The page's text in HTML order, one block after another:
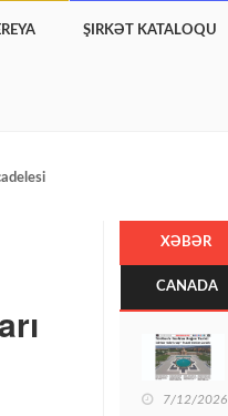
ŞIRKƏT KATALOQU
şəhərə rəng qatır
XƏBƏR
CANADA
7/12/2026